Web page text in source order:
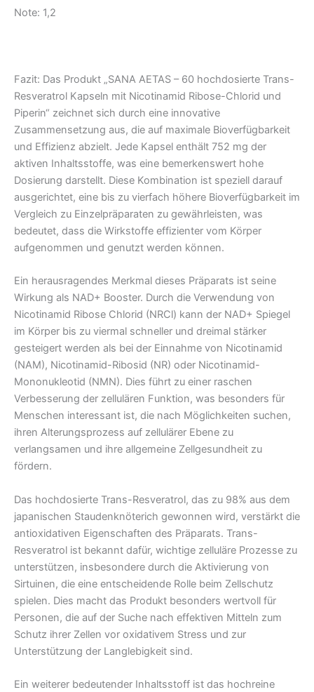
Note: 1,2
Fazit: Das Produkt „SANA AETAS – 60 hochdosierte Trans-
Resveratrol Kapseln mit Nicotinamid Ribose-Chlorid und
Piperin“ zeichnet sich durch eine innovative
Zusammensetzung aus, die auf maximale Bioverfügbarkeit
und Effizienz abzielt. Jede Kapsel enthält 752 mg der
aktiven Inhaltsstoffe, was eine bemerkenswert hohe
Dosierung darstellt. Diese Kombination ist speziell darauf
ausgerichtet, eine bis zu vierfach höhere Bioverfügbarkeit im
Vergleich zu Einzelpräparaten zu gewährleisten, was
bedeutet, dass die Wirkstoffe effizienter vom Körper
aufgenommen und genutzt werden können.
Ein herausragendes Merkmal dieses Präparats ist seine
Wirkung als NAD+ Booster. Durch die Verwendung von
Nicotinamid Ribose Chlorid (NRCl) kann der NAD+ Spiegel
im Körper bis zu viermal schneller und dreimal stärker
gesteigert werden als bei der Einnahme von Nicotinamid
(NAM), Nicotinamid-Ribosid (NR) oder Nicotinamid-
Mononukleotid (NMN). Dies führt zu einer raschen
Verbesserung der zellulären Funktion, was besonders für
Menschen interessant ist, die nach Möglichkeiten suchen,
ihren Alterungsprozess auf zellulärer Ebene zu
verlangsamen und ihre allgemeine Zellgesundheit zu
fördern.
Das hochdosierte Trans-Resveratrol, das zu 98% aus dem
japanischen Staudenknöterich gewonnen wird, verstärkt die
antioxidativen Eigenschaften des Präparats. Trans-
Resveratrol ist bekannt dafür, wichtige zelluläre Prozesse zu
unterstützen, insbesondere durch die Aktivierung von
Sirtuinen, die eine entscheidende Rolle beim Zellschutz
spielen. Dies macht das Produkt besonders wertvoll für
Personen, die auf der Suche nach effektiven Mitteln zum
Schutz ihrer Zellen vor oxidativem Stress und zur
Unterstützung der Langlebigkeit sind.
Ein weiterer bedeutender Inhaltsstoff ist das hochreine